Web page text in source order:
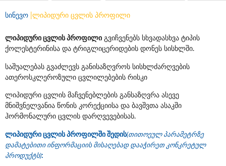
ლიპიდური ცვლის
პროფილი
შეკვეთა​
სინევო ლიპიდური ცვლის პროფილი
ლიპიდური ცვლის პროფილი გვიჩვენებს სხვადასხვა ტიპის
ქოლესტერინისა და ტრიგლიცერიდების დონეს სისხლში.
საშუალებას გვაძლევს განისაზღვროს სისხლძარღვების
ათეროსკლეროზული ცვლილებების რისკი
ლიპიდური ცვლის მაჩვენებლების განსაზღვრა ასევე
მნიშვნელვანია წონის კორექციისა და ბავშვთა ასაკში
ჰორმონალური ცვლის დარღვევებისას.
ლიპიდური ცვლის პროფილში შედის(თითოეულ პარამეტრზე
დამატებითი ინფორმაციის მისაღებად დააჭირეთ კონკრეტულ
პროდუქტს):